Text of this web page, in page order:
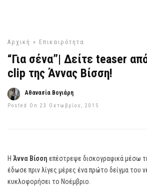
Αρχική » Επικαιρότητα
“Για σένα”| Δείτε teaser
clip της Άννας Βίσση!
Αθανασία Βογιάρη
Posted On 23 Οκτωβρίου, 2015
Η Άννα Βίσση επέστρεψε δισκογραφικά μέσω
έδωσε πριν λίγες μέρες ένα πρώτο δείγμα του
κυκλοφορήσει το Νοέμβριο.